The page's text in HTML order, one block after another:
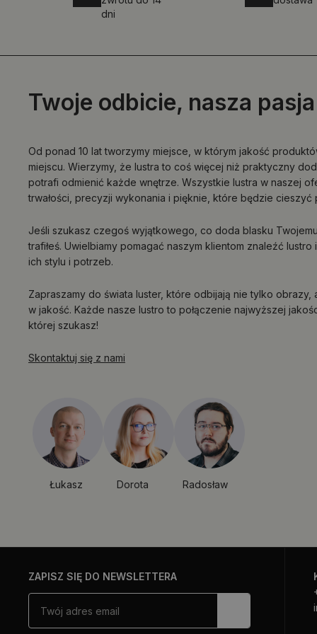
dni
Twoje odbicie, nasza pasja
Od ponad 10 lat tworzymy miejsce, w którym jakość
miejscu. Wierzymy, że lustra to coś więcej niż praktyczny
potrafi odmienić każde wnętrze. Wszystkie lustra w naszej
trwałości, precyzji wykonania i pięknie, które będzie
Jeśli szukasz czegoś wyjątkowego, co doda blasku
trafiłeś. Uwielbiamy pomagać naszym klientom znaleźć
ich stylu i potrzeb.
Zapraszamy do świata luster, które odbijają nie tylko obrazy,
w jakość. Każde nasze lustro to połączenie najwyższej
której szukasz!
Skontaktuj się z nami
Łukasz Dorota Radosław
ZAPISZ SIĘ DO NEWSLETTERA